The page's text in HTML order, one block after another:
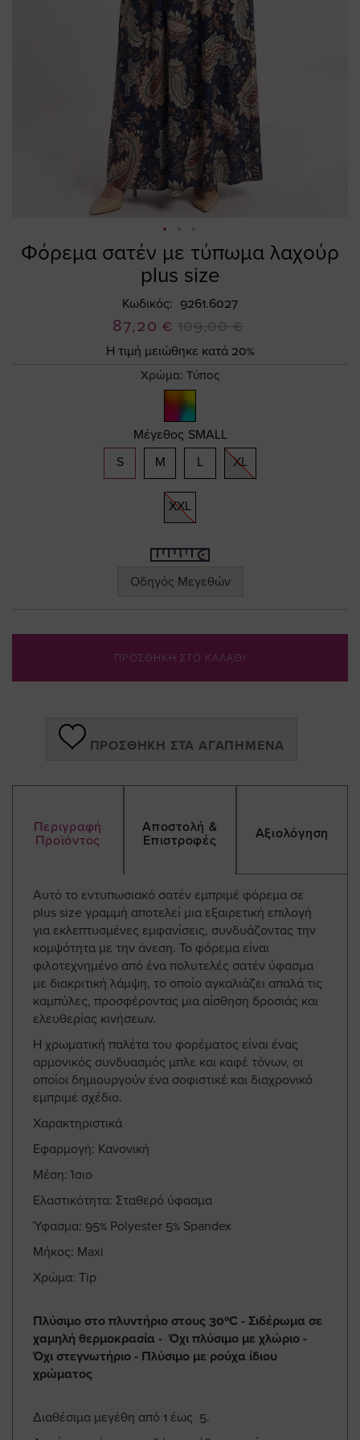
Φόρεμα σατέν με τύπωμα λαχούρ
plus size
Κωδικός 9261.6027
Ειδική
Τιμή
87,20 € 109,00 €
Η τιμή μειώθηκε κατά 20%
Χρώμα: Τύπος
Μέγεθος SMALL
S
M L XL
XXL
Οδηγός Μεγεθών
ΠΡΟΣΘΗΚΗ ΣΤΟ ΚΑΛΑΘΙ
ΠΡΟΣΘΉΚΗ ΣΤΑ ΑΓΑΠΗΜΈΝΑ
Περιγραφή
Προϊόντος
Αποστολή &
Επιστροφές
Αξιολόγηση
Αυτό το εντυπωσιακό σατέν εμπριμέ φόρεμα σε
plus size γραμμή αποτελεί μια εξαιρετική επιλογή
για εκλεπτυσμένες εμφανίσεις, συνδυάζοντας την
κομψότητα με την άνεση. Το φόρεμα είναι
φιλοτεχνημένο από ένα πολυτελές σατέν ύφασμα
με διακριτική λάμψη, το οποίο αγκαλιάζει απαλά τις
καμπύλες, προσφέροντας μια αίσθηση δροσιάς και
ελευθερίας κινήσεων.
Η χρωματική παλέτα του φορέματος είναι ένας
αρμονικός συνδυασμός μπλε και καφέ τόνων, οι
οποίοι δημιουργούν ένα σοφιστικέ και διαχρονικό
εμπριμέ σχέδιο.
Χαρακτηριστικά
Εφαρμογή: Κανονική
Μέση: Ίσιο
Ελαστικότητα: Σταθερό ύφασμα
Ύφασμα: 95% Polyester 5% Spandex
Μήκος: Maxi
Χρώμα: Tip
Πλύσιμο στο πλυντήριο στους 30ºC - Σιδέρωμα σε
χαμηλή θερμοκρασία - Όχι πλύσιμο με χλώριο -
Όχι στεγνωτήριο - Πλύσιμο με ρούχα ίδιου
χρώματος
Διαθέσιμα μεγέθη από 1 έως 5.
Skip